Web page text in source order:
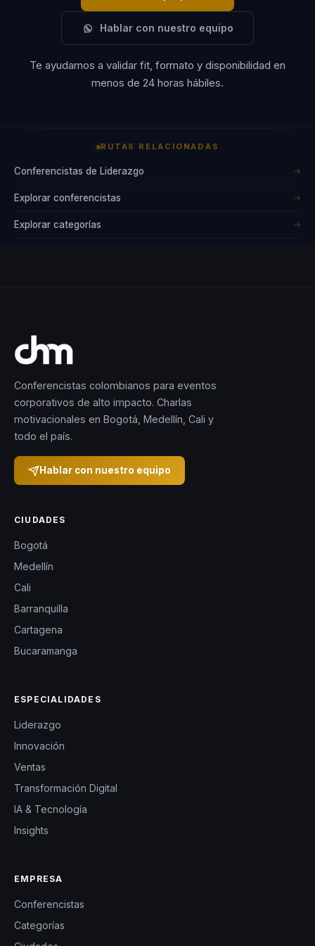
Hablar con nuestro equipo
Te ayudamos a validar fit, formato y disponibilidad en
menos de 24 horas hábiles.
RUTAS RELACIONADAS
Conferencistas de Liderazgo →
Explorar conferencistas →
Explorar categorías →
Conferencistas colombianos para eventos
corporativos de alto impacto. Charlas
motivacionales en Bogotá, Medellín, Cali y
todo el país.
Hablar con nuestro equipo
CIUDADES
Bogotá
Medellín
Cali
Barranquilla
Cartagena
Bucaramanga
ESPECIALIDADES
Liderazgo
Innovación
Ventas
Transformación Digital
IA & Tecnología
Insights
EMPRESA
Conferencistas
Categorías